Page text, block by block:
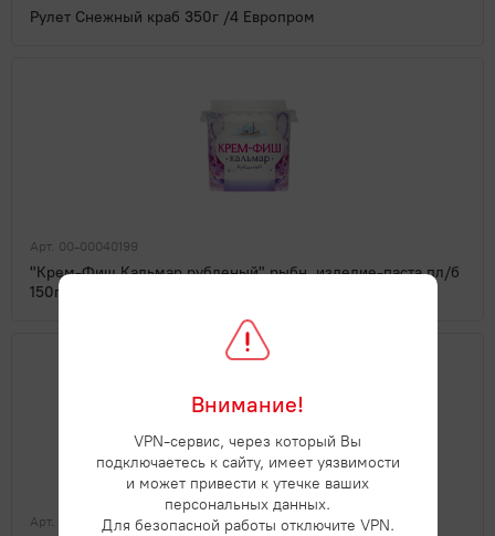
Рулет Снежный краб 350г /4 Европром
Арт. 00-00040199
"Крем-Фиш Кальмар рубленый" рыбн. изделие-паста пл/б
150г /6 Европром
Арт. 00-00040194
Внимание!
VPN-сервис, через который Вы
подключаетесь к сайту, имеет уязвимости
и может привести к утечке ваших
персональных данных.
Для безопасной работы отключите VPN.